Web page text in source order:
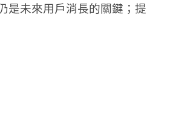
是未來用戶消長的關鍵；提